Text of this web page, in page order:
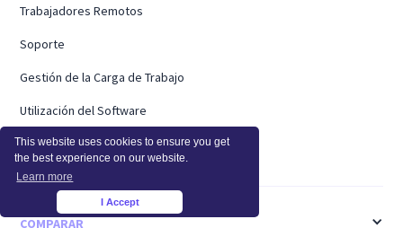
This website uses cookies to ensure you get
the best experience on our website.
Learn more
I Accept
Trabajadores Remotos
Soporte
Gestión de la Carga de Trabajo
Utilización del Software
Análisis de capacidad
COMPARAR